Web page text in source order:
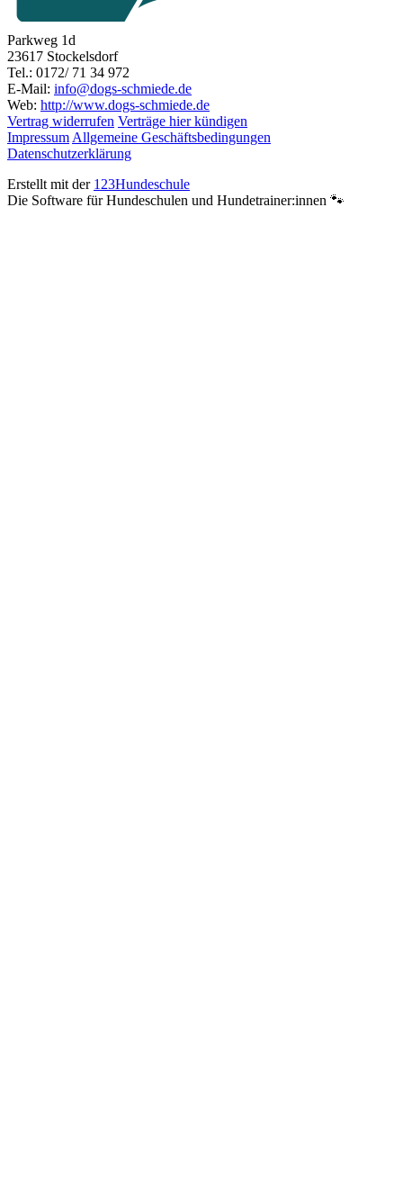
Parkweg 1d
23617 Stockelsdorf
Tel.: 0172/ 71 34 972
E-Mail: info@dogs-schmiede.de
Web: http://www.dogs-schmiede.de
Vertrag widerrufen Verträge hier kündigen
Impressum Allgemeine Geschäftsbedingungen
Datenschutzerklärung
Erstellt mit der 123Hundeschule
Die Software für Hundeschulen und Hundetrainer:innen 🐾